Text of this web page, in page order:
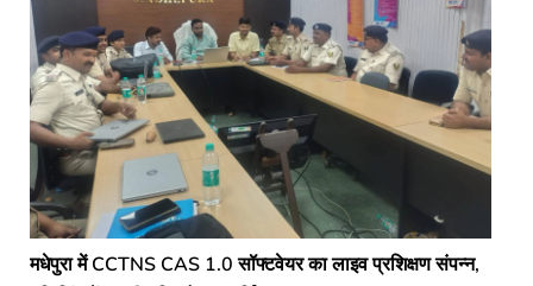
मधेपुरा में CCTNS CAS 1.0 सॉफ्टवेयर का लाइव प्रशिक्षण संपन्न,